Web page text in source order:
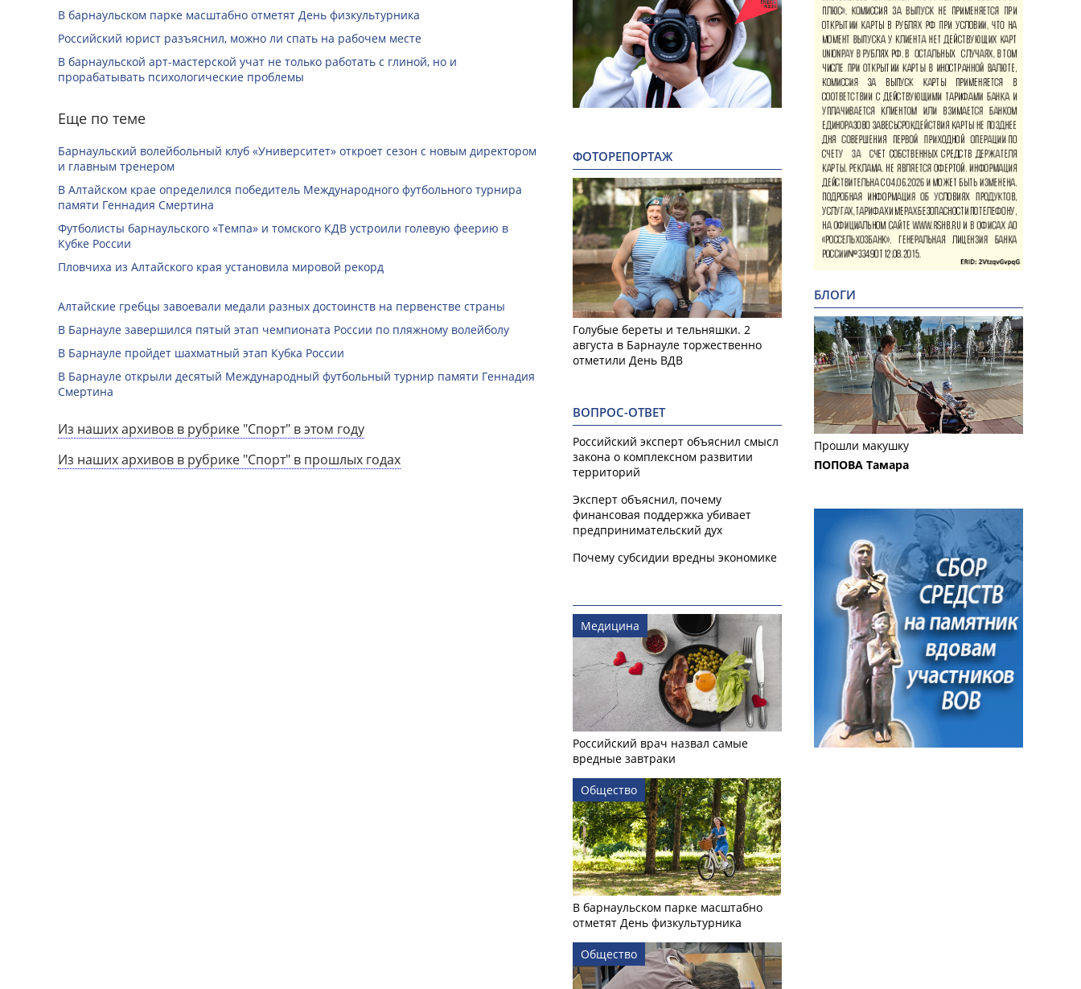
В барнаульском парке масштабно отметят День физкультурника
Российский юрист разъяснил, можно ли спать на рабочем месте
В барнаульской арт-мастерской учат не только работать с глиной, но и
прорабатывать психологические проблемы
Еще по теме
Барнаульский волейбольный клуб «Университет» откроет сезон с новым директором
и главным тренером
В Алтайском крае определился победитель Международного футбольного турнира
памяти Геннадия Смертина
Футболисты барнаульского «Темпа» и томского КДВ устроили голевую феерию в
Кубке России
Пловчиха из Алтайского края установила мировой рекорд
Алтайские гребцы завоевали медали разных достоинств на первенстве страны
В Барнауле завершился пятый этап чемпионата России по пляжному волейболу
В Барнауле пройдет шахматный этап Кубка России
В Барнауле открыли десятый Международный футбольный турнир памяти Геннадия
Смертина
Из наших архивов в рубрике "Спорт" в этом году
Из наших архивов в рубрике "Спорт" в прошлых годах
ФОТОРЕПОРТАЖ
Голубые береты и тельняшки. 2
августа в Барнауле торжественно
отметили День ВДВ
ВОПРОС-ОТВЕТ
Российский эксперт объяснил смысл
закона о комплексном развитии
территорий
Эксперт объяснил, почему
финансовая поддержка убивает
предпринимательский дух
Почему субсидии вредны экономике
Медицина
Российский врач назвал самые
вредные завтраки
Общество
В барнаульском парке масштабно
отметят День физкультурника
Общество
БЛОГИ
Прошли макушку
ПОПОВА Тамара